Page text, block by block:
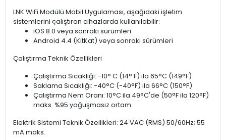
LNK WiFi Modülü Mobil Uygulaması, aşağıdaki işletim
sistemlerini çalıştıran cihazlarda kullanılabilir:
iOS 8.0 veya sonraki sürümleri
Android 4.4 (KitKat) veya sonraki sürümleri
Çalıştırma Teknik Özellikleri
Çalıştırma Sıcaklığı: -10° C (14° F) ila 65°C (149°F)
Saklama Sıcaklığı: -40°C (-40°F) ila 66°C (150°F)
Çalıştırma Nem Oranı: 10°C ila 49°C'de (50°F ila 120°F)
maks. %95 yoğuşmasız ortam
Elektrik Sistemi Teknik Özellikleri: 24 VAC (RMS) 50/60Hz; 55
mA maks.